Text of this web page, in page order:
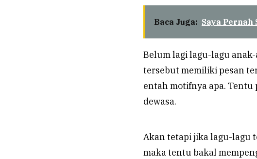
Baca Juga: Saya
Belum lagi lagu-lagu
tersebut memiliki pesan
entah motifnya apa.
dewasa.
Akan tetapi jika lagu-lagu
maka tentu bakal